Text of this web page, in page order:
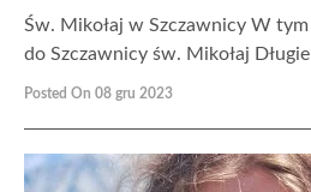
Św. Mikołaj w Szczawnicy W
do Szczawnicy św. Mikołaj
Posted On 08 gru 2023